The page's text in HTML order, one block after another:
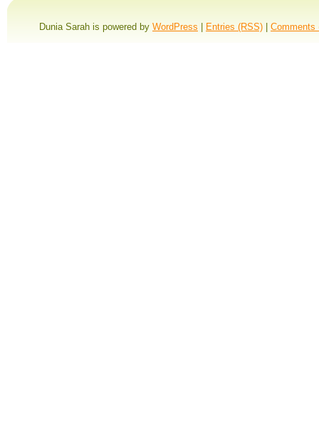
Dunia Sarah is powered by WordPress | Entries (RSS) | Comments